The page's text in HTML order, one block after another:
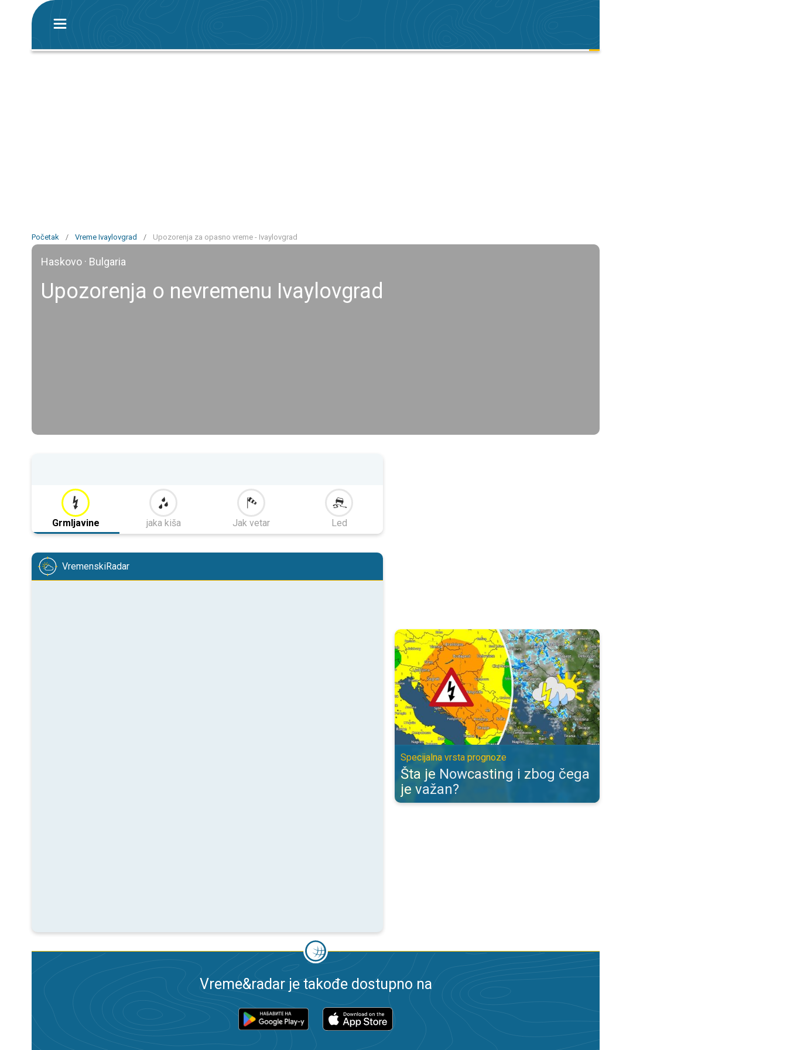
Početak / Vreme Ivaylovgrad / Upozorenja za opasno vreme - Ivaylovgrad
Haskovo · Bulgaria
Upozorenja o nevremenu Ivaylovgrad
Grmljavine jaka kiša Jak vetar Led
VremenskiRadar
Šta je Nowcasting i zbog čega je važan?. Specijalna vrsta prognoze. . .
Specijalna vrsta prognoze
Šta je Nowcasting i zbog čega
je važan?
Vreme&radar je takođe dostupno na